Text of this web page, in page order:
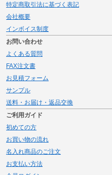
特定商取引法に基づく表記
会社概要
インボイス制度
お問い合わせ
よくある質問
FAX注文書
お見積フォーム
サンプル
送料・お届け・返品交換
ご利用ガイド
初めての方
お買い物の流れ
名入れ商品のご注文
お支払い方法